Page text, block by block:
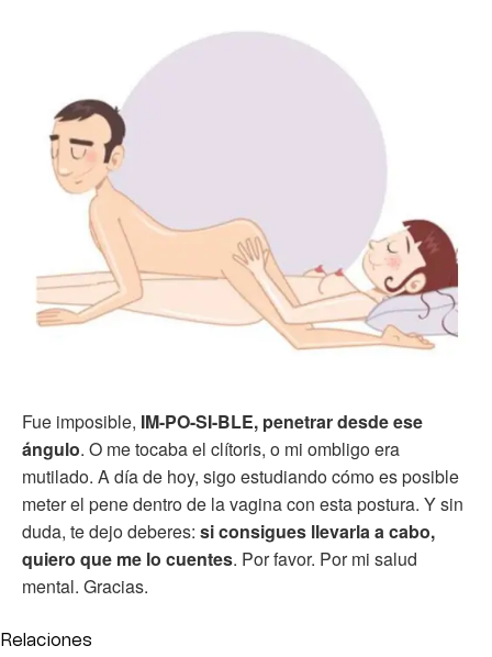
Fue imposible, IM-PO-SI-BLE, penetrar desde ese
ángulo. O me tocaba el clítoris, o mi ombligo era
mutilado. A día de hoy, sigo estudiando cómo es posible
meter el pene dentro de la vagina con esta postura. Y sin
duda, te dejo deberes: si consigues llevarla a cabo,
quiero que me lo cuentes. Por favor. Por mi salud
mental. Gracias.
Relaciones